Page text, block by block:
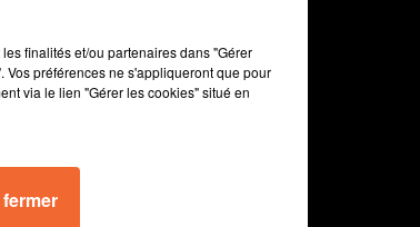
finalités et/ou partenaires dans "Gérer
préférences ne s'appliqueront que pour
via le lien "Gérer les cookies" situé en